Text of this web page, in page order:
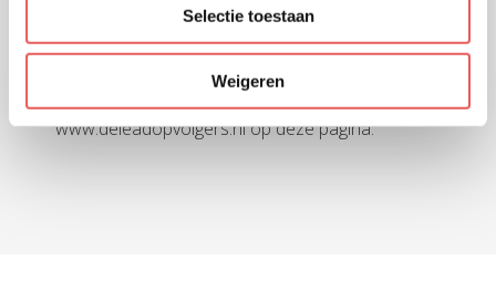
Selectie toestaan
Weigeren
Wijzigingen
meest recente versie van de disclaimer van
www.deleadopvolgers.nl op deze pagina.